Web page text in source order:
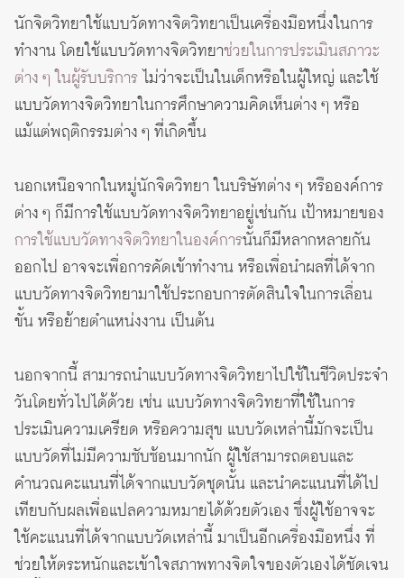
นักจิตวิทยาใช้แบบวัดทางจิตวิทยาเป็นเครื่องมือหนึ่งในการ
ทำงาน โดยใช้แบบวัดทางจิตวิทยาช่วยในการประเมินสภาวะ
ต่าง ๆ ในผู้รับบริการไม่ว่าจะเป็นในเด็กหรือในผู้ใหญ่ และใช้
แบบวัดทางจิตวิทยาในการศึกษาความคิดเห็นต่าง ๆ หรือ
แม้แต่พฤติกรรมต่าง ๆ ที่เกิดขึ้น
นอกเหนือจากในหมู่นักจิตวิทยา ในบริษัทต่าง ๆ หรือองค์การ
ต่าง ๆ ก็มีการใช้แบบวัดทางจิตวิทยาอยู่เช่นกัน เป้าหมายของ
การใช้แบบวัดทางจิตวิทยาในองค์การนั้นก็มีหลากหลายกัน
ออกไป อาจจะเพื่อการคัดเข้าทำงาน หรือเพื่อนำผลที่ได้จาก
แบบวัดทางจิตวิทยามาใช้ประกอบการตัดสินใจในการเลื่อน
ขั้น หรือย้ายตำแหน่งงาน เป็นต้น
นอกจากนี้ สามารถนำแบบวัดทางจิตวิทยาไปใช้ในชีวิตประจำ
วันโดยทั่วไปได้ด้วย เช่น แบบวัดทางจิตวิทยาที่ใช้ในการ
ประเมินความเครียด หรือความสุข แบบวัดเหล่านี้มักจะเป็น
แบบวัดที่ไม่มีความซับซ้อนมากนัก ผู้ใช้สามารถตอบและ
คำนวณคะแนนที่ได้จากแบบวัดชุดนั้น และนำคะแนนที่ได้ไป
เทียบกับผลเพื่อแปลความหมายได้ด้วยตัวเอง ซึ่งผู้ใช้อาจจะ
ใช้คะแนนที่ได้จากแบบวัดเหล่านี้ มาเป็นอีกเครื่องมือหนึ่ง ที่
ช่วยให้ตระหนักและเข้าใจสภาพทางจิตใจของตัวเองได้ชัดเจน